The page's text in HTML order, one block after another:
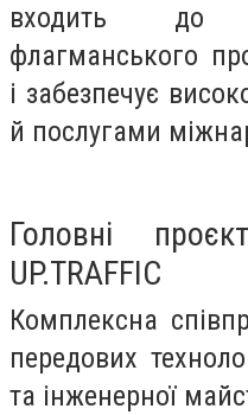
входить до
флагманського
і забезпечує
й послугами
Головні
UP.TRAFFIC
Комплексна
передових
та інженерної